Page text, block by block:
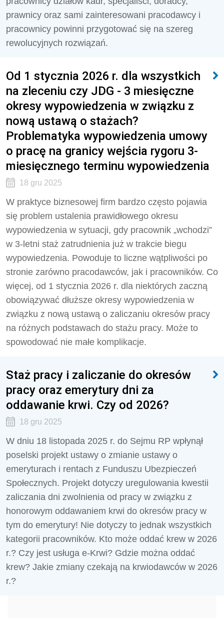
prawnicy oraz sami zainteresowani pracodawcy i
pracownicy powinni przygotować się na szereg
rewolucyjnych rozwiązań.
Od 1 stycznia 2026 r. dla wszystkich
na zleceniu czy JDG - 3 miesięczne
okresy wypowiedzenia w związku z
nową ustawą o stażach?
Problematyka wypowiedzenia umowy
o pracę na granicy wejścia rygoru 3-
miesięcznego terminu wypowiedzenia
18 gru 2025
W praktyce biznesowej firm bardzo często pojawia
się problem ustalenia prawidłowego okresu
wypowiedzenia w sytuacji, gdy pracownik „wchodzi”
w 3-letni staż zatrudnienia już w trakcie biegu
wypowiedzenia. Powoduje to liczne wątpliwości po
stronie zarówno pracodawców, jak i pracowników. Co
więcej, od 1 stycznia 2026 r. dla niektórych zaczną
obowiązywać dłuższe okresy wypowiedzenia w
związku z nową ustawą o zaliczaniu okresów pracy
na różnych podstawach do stażu pracy. Może to
spowodować nie małe komplikacje.
Staż pracy i zaliczanie do okresów
pracy oraz emerytury dni za
oddawanie krwi. Czy od 2026?
18 gru 2025
W dniu 18 listopada 2025 r. do Sejmu RP wpłynął
poselski projekt ustawy o zmianie ustawy o
emeryturach i rentach z Funduszu Ubezpieczeń
Społecznych. Projekt dotyczy uregulowania kwestii
zaliczania dni zwolnienia od pracy w związku z
honorowym oddawaniem krwi do okresów pracy w
tym do emerytury! Nie dotyczy to jednak wszystkich
kategorii pracowników. Kto może oddać krew w 2026
r.? Czy jest usługa e-Krwi? Gdzie można oddać
krew? Jakie zmiany czekają na krwiodawców w 2026
r.?